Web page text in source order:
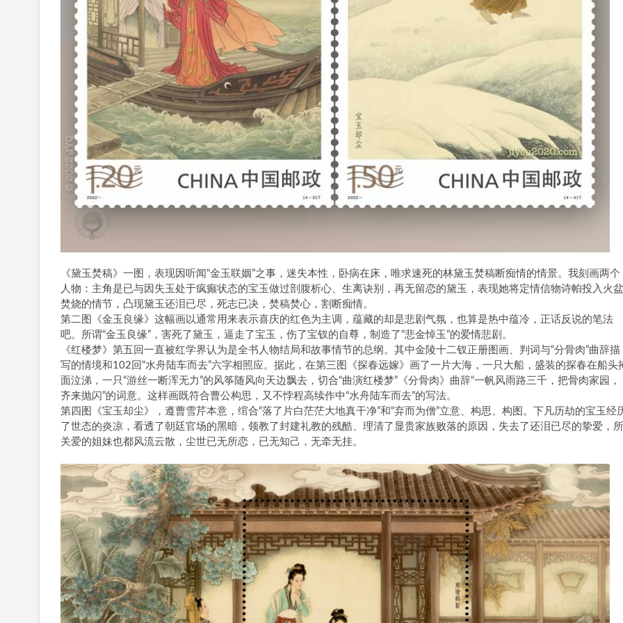
《黛玉焚稿》一图，表现因听闻“金玉联姻”之事，迷失本性，卧病在床，唯求速死的林黛玉焚稿断痴情的情景。我刻画两个
人物：主角是已与因失玉处于疯癫状态的宝玉做过剖腹析心、生离诀别，再无留恋的黛玉，表现她将定情信物诗帕投入火盆
焚烧的情节，凸现黛玉还泪已尽，死志已决，焚稿焚心，割断痴情。
第二图《金玉良缘》这幅画以通常用来表示喜庆的红色为主调，蕴藏的却是悲剧气氛，也算是热中蕴冷，正话反说的笔法
吧。所谓“金玉良缘”，害死了黛玉，逼走了宝玉，伤了宝钗的自尊，制造了“悲金悼玉”的爱情悲剧。
《红楼梦》第五回一直被红学界认为是全书人物结局和故事情节的总纲。其中金陵十二钗正册图画、判词与“分骨肉”曲辞描
写的情境和102回“水舟陆车而去”六字相照应。据此，在第三图《探春远嫁》画了一片大海，一只大船，盛装的探春在船头
面泣涕，一只“游丝一断浑无力”的风筝随风向天边飘去，切合“曲演红楼梦”《分骨肉》曲辞“一帆风雨路三千，把骨肉家园，
齐来抛闪”的词意。这样画既符合曹公构思，又不悖程高续作中“水舟陆车而去”的写法。
第四图《宝玉却尘》，遵曹雪芹本意，绾合“落了片白茫茫大地真干净”和“弃而为僧”立意、构思、构图。下凡历劫的宝玉经
了世态的炎凉，看透了朝廷官场的黑暗，领教了封建礼教的残酷、理清了显贵家族败落的原因，失去了还泪已尽的挚爱，所
关爱的姐妹也都风流云散，尘世已无所恋，已无知己，无牵无挂。